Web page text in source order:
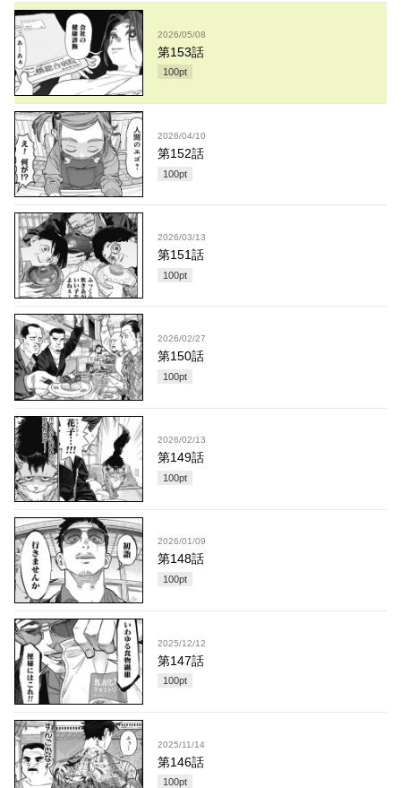
2026/05/08
第153話
100pt
2026/04/10
第152話
100pt
2026/03/13
第151話
100pt
2026/02/27
第150話
100pt
2026/02/13
第149話
100pt
2026/01/09
第148話
100pt
2025/12/12
第147話
100pt
2025/11/14
第146話
100pt